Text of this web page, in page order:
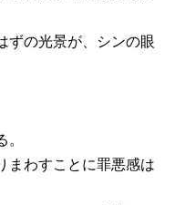
の光景が、シンの眼
わすことに罪悪感は